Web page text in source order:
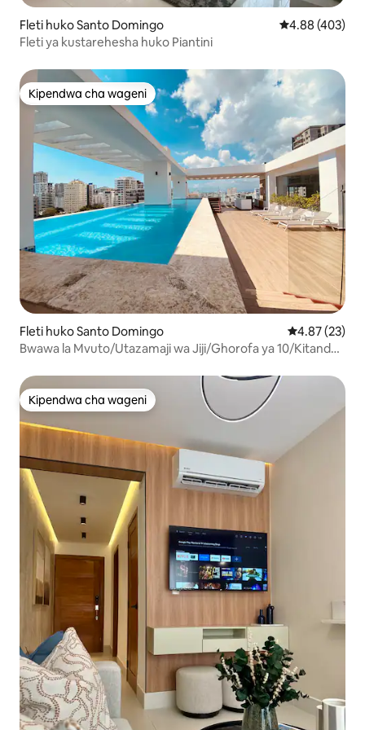
Fleti huko Santo Domingo Ukadiriaji wa
4.88 (403)
Fleti ya kustarehesha huko Piantini
Kipendwa cha wageni
Kipendwa cha wageni
Fleti huko Santo Domingo Ukadiriaji wa
4.87 (23)
Bwawa la Mvuto/Utazamaji wa Jiji/Ghorofa ya 10/Kitanda
Kipendwa cha wageni
Kipendwa cha wageni